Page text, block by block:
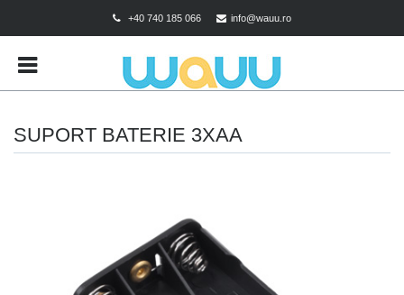
CONTACT
POLITICA DE CONFIDENTIALITATE
+40 740 185 066 info@wauu.ro
SUPORT BATERIE 3XAA